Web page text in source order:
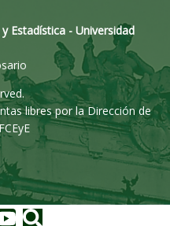
Estadística - Universidad
libres por la Dirección de